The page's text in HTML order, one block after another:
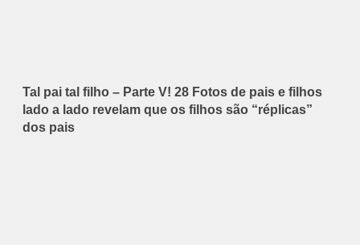
Tal pai tal filho – Parte V! 28 Fotos de pais e filhos
lado a lado revelam que os filhos são “réplicas”
dos pais